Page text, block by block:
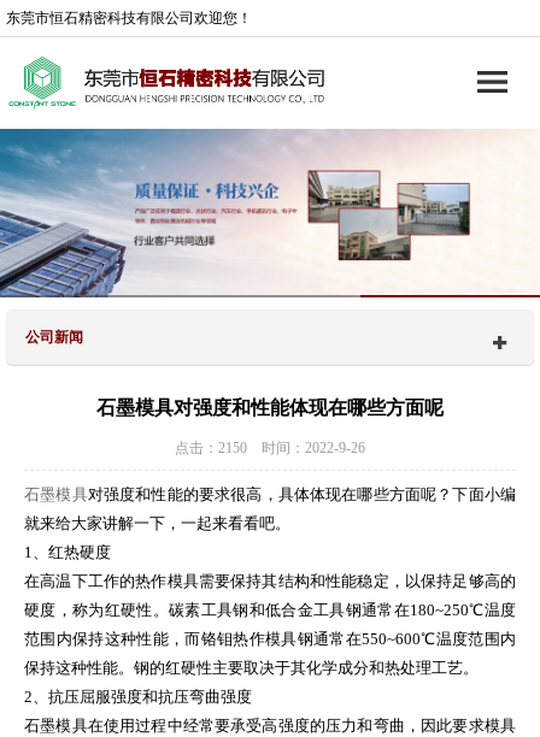
东莞市恒石精密科技有限公司欢迎您！
公司新闻
石墨模具对强度和性能体现在哪些方面呢
点击：2150 时间：2022-9-26
石墨模具对强度和性能的要求很高，具体体现在哪些方面呢？下面小编
就来给大家讲解一下，一起来看看吧。
1、红热硬度
在高温下工作的热作模具需要保持其结构和性能稳定，以保持足够高的
硬度，称为红硬性。碳素工具钢和低合金工具钢通常在180~250℃温度
范围内保持这种性能，而铬钼热作模具钢通常在550~600℃温度范围内
保持这种性能。钢的红硬性主要取决于其化学成分和热处理工艺。
2、抗压屈服强度和抗压弯曲强度
石墨模具在使用过程中经常要承受高强度的压力和弯曲，因此要求模具